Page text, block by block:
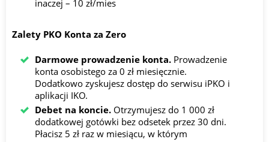
inaczej – 10 zł/mies
Zalety PKO Konta za Zero
Darmowe prowadzenie konta. Prowadzenie
konta osobistego za 0 zł miesięcznie.
Dodatkowo zyskujesz dostęp do serwisu iPKO i
aplikacji IKO.
Debet na koncie. Otrzymujesz do 1 000 zł
dodatkowej gotówki bez odsetek przez 30 dni.
Płacisz 5 zł raz w miesiącu, w którym